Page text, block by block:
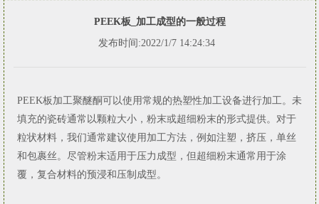
PEEK板_加工成型的一般过程
发布时间:2022/1/7 14:24:34
PEEK板加工聚醚酮可以使用常规的热塑性加工设备进行加工。未
填充的瓷砖通常以颗粒大小，粉末或超细粉末的形式提供。对于
粒状材料，我们通常建议使用加工方法，例如注塑，挤压，单丝
和包裹丝。尽管粉末适用于压力成型，但超细粉末通常用于涂
覆，复合材料的预浸和压制成型。